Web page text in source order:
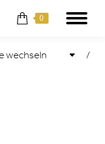
0
/